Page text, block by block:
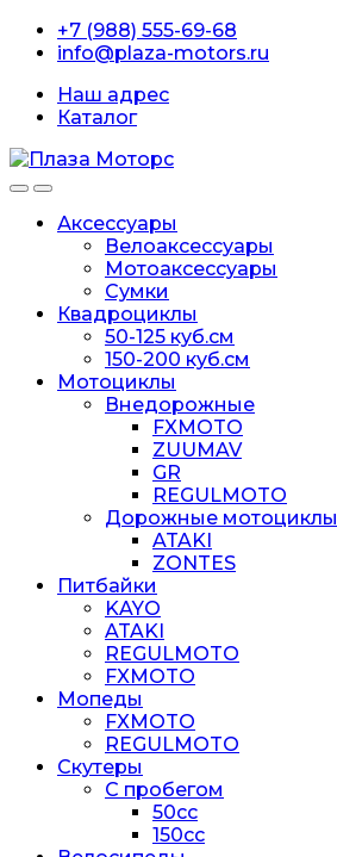
Перейти
перейти+7 (988) 555-69-68
info@plaza-motors.ru
Наш адрес
Каталог
Аксессуары
Велоаксессуары
Мотоаксессуары
Сумки
Квадроциклы
50-125 куб.см
150-200 куб.см
Мотоциклы
Внедорожные
FXMOTO
ZUUMAV
GR
REGULMOTO
Дорожные мотоциклы
ATAKI
ZONTES
Питбайки
KAYO
ATAKI
REGULMOTO
FXMOTO
Мопеды
FXMOTO
REGULMOTO
Скутеры
С пробегом
50cc
150cc